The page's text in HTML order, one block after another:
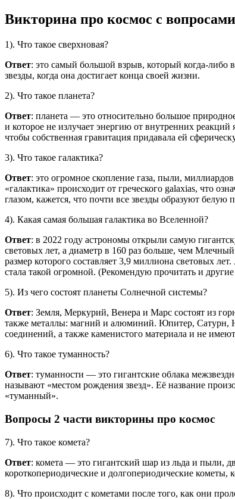
Викторина про космос с
1). Что такое сверхновая?
Ответ: это самый большой взрыв, который когда-
звезды, когда она достигает конца своей жизни.
2). Что такое планета?
Ответ: планета — это относительно большое
и которое не излучает энергию от внутренних
чтобы собственная гравитация придавала ей
3). Что такое галактика?
Ответ: это огромное скопление газа, пыли,
«галактика» происходит от греческого galaxias, что
глазом, кажется, что почти все звезды образуют
4). Какая самая большая галактика во Вселенной?
Ответ: в 2022 году астрономы открыли самую
световых лет, а диаметр в 160 раз больше, чем
размер которого составляет 3,9 миллиона световых
стала такой огромной. (Рекомендую прочитать и другие
5). Из чего состоят планеты Солнечной системы?
Ответ: Земля, Меркурий, Венера и Марс состоят из
также металлы: магний и алюминий. Юпитер, Сатурн,
соединений, а также каменистого материала и не
6). Что такое туманность?
Ответ: туманности — это гигантские облака
называют «местом рождения звезд». Её название
«туманный».
Вопросы 2 части викторины про космос
7). Что такое комета?
Ответ: комета — это гигантский шар из льда и пыли,
короткопериодические и долгопериодические
8). Что происходит с кометами после того, как они